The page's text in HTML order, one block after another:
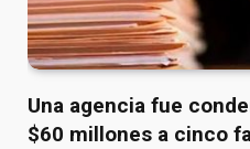
Una agencia fue
$60 millones a cinco